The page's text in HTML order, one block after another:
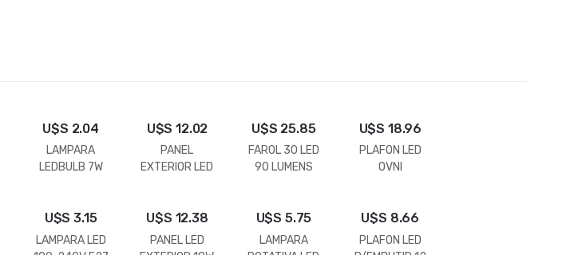
U$S 2.04
LAMPARA
LEDBULB 7W
U$S12.02
PANEL
EXTERIOR LED
U$S 25.85
FAROL 30 LED
90 LUMENS
U$S 18.96
PLAFON LED
OVNI
U$S3.15
LAMPARA LED
U$S 12.38
PANEL LED
U$S 5.75
LAMPARA
U$S 8.66
PLAFON LED